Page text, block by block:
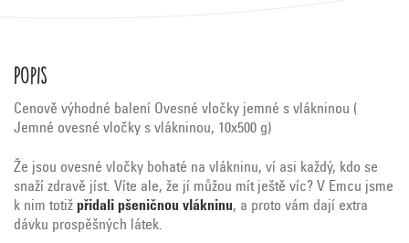
Popis
Cenově výhodné balení Ovesné vločky jemné s vlákninou (
Jemné ovesné vločky s vlákninou, 10x500 g)
Že jsou ovesné vločky bohaté na vlákninu, ví asi každý, kdo se
snaží zdravě jíst. Víte ale, že jí můžou mít ještě víc? V Emcu jsme
k nim totiž přidali pšeničnou vlákninu, a proto vám dají extra
dávku prospěšných látek.